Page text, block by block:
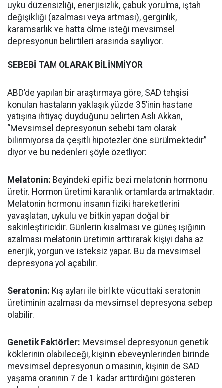
uyku düzensizliği, enerjisizlik, çabuk yorulma, iştah
değişikliği (azalması veya artması), gerginlik,
karamsarlık ve hatta ölme isteği mevsimsel
depresyonun belirtileri arasında sayılıyor.
SEBEBİ TAM OLARAK BİLİNMİYOR
ABD’de yapılan bir araştırmaya göre, SAD tehşisi
konulan hastaların yaklaşık yüzde 35’inin hastane
yatışına ihtiyaç duyduğunu belirten Aslı Akkan,
“Mevsimsel depresyonun sebebi tam olarak
bilinmiyorsa da çeşitli hipotezler öne sürülmektedir”
diyor ve bu nedenleri şöyle özetliyor:
Melatonin: Beyindeki epifiz bezi melatonin hormonu
üretir. Hormon üretimi karanlık ortamlarda artmaktadır.
Melatonin hormonu insanın fiziki hareketlerini
yavaşlatan, uykulu ve bitkin yapan doğal bir
sakinleştiricidir. Günlerin kısalması ve güneş ışığının
azalması melatonin üretimin arttırarak kişiyi daha az
enerjik, yorgun ve isteksiz yapar. Bu da mevsimsel
depresyona yol açabilir.
Seratonin: Kış ayları ile birlikte vücuttaki seratonin
üretiminin azalması da mevsimsel depresyona sebep
olabilir.
Genetik Faktörler: Mevsimsel depresyonun genetik
köklerinin olabileceği, kişinin ebeveynlerinden birinde
mevsimsel depresyonun olmasının, kişinin de SAD
yaşama oranının 7 de 1 kadar arttırdığını gösteren